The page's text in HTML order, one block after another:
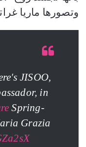
وتصورها ماريا
JISOO,
in
Spring-
Grazia